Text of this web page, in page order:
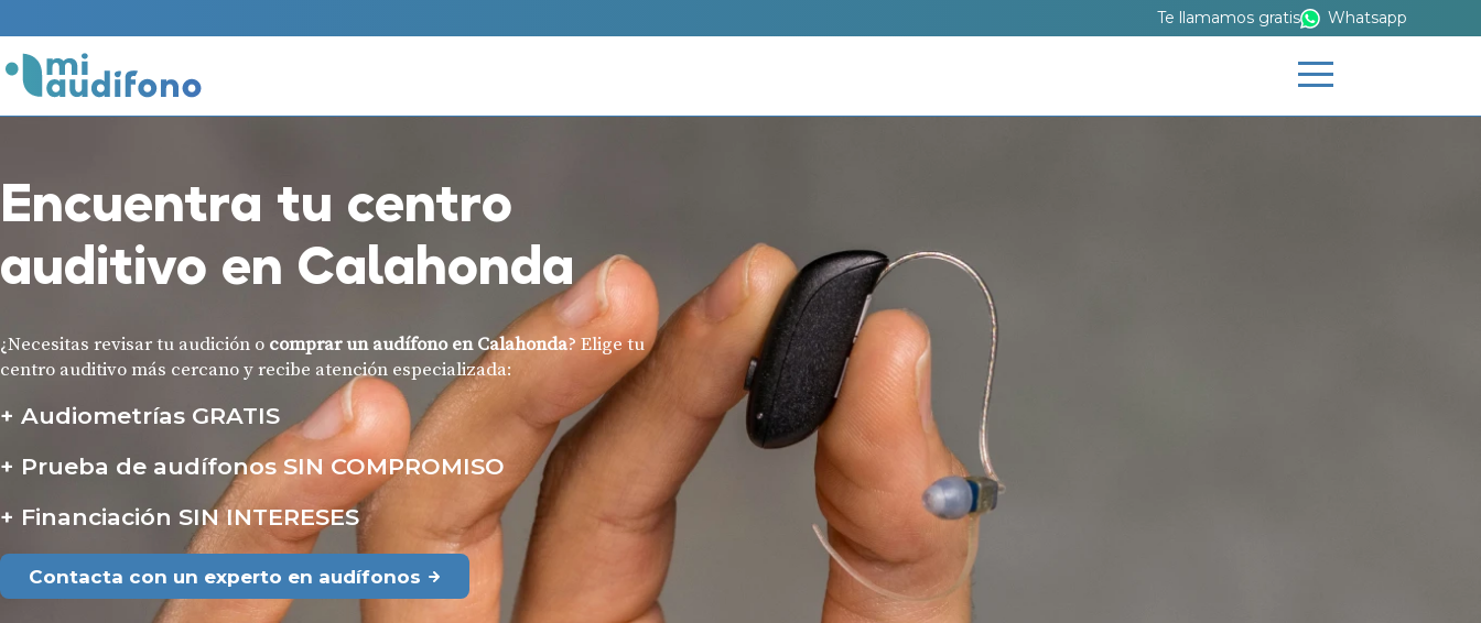
Te llamamos gratis Whatsapp
Encuentra tu centro
auditivo en Calahonda
¿Necesitas revisar tu audición o comprar un audífono en Calahonda? Elige tu
centro auditivo más cercano y recibe atención especializada:
Audiometrías GRATIS
Prueba de audífonos SIN COMPROMISO
Financiación SIN INTERESES
Contacta con un experto en audífonos